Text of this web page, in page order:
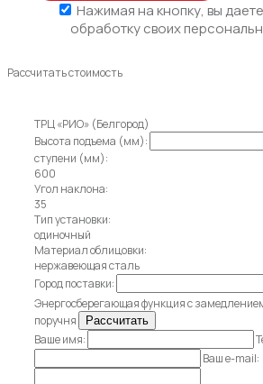
Нажимая на кнопку, вы даете
обработку своих
Рассчитать стоимость
ТРЦ «РИО» (Белгород)
Высота подъема (мм):
ступени (мм):
600
Угол наклона:
35
Тип установки:
одиночный
Материал облицовки:
нержавеющая сталь
Город поставки:
Энергосберегающая функция с
поручня
Ваше имя:
Ваш e-mail: